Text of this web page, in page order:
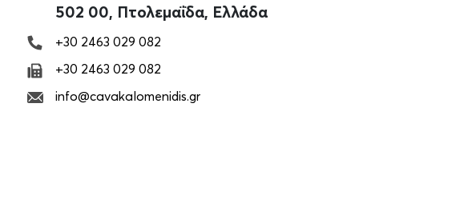
502 00, Πτολεμαΐδα, Ελλάδα
+30 2463 029 082
+30 2463 029 082
info@cavakalomenidis.gr